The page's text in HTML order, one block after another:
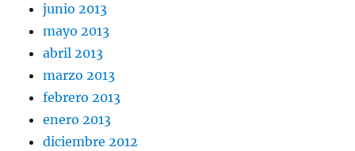
junio 2013
mayo 2013
abril 2013
marzo 2013
febrero 2013
enero 2013
diciembre 2012